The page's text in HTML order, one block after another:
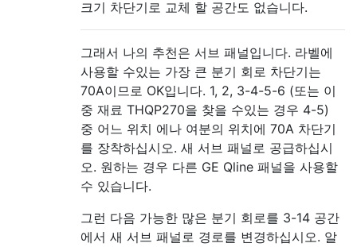
크기 차단기로 교체 할 공간도 없습니다.
그래서 나의 추천은 서브 패널입니다. 라벨에
사용할 수있는 가장 큰 분기 회로 차단기는
70A이므로 OK입니다. 1, 2, 3-4-5-6 (또는 이
중 재료 THQP270을 찾을 수있는 경우 4-5)
중 어느 위치 에나 여분의 위치에 70A 차단기
를 장착하십시오. 새 서브 패널로 공급하십시
오. 원하는 경우 다른 GE Qline 패널을 사용할
수 있습니다.
그런 다음 가능한 많은 분기 회로를 3-14 공간
에서 새 서브 패널로 경로를 변경하십시오. 알